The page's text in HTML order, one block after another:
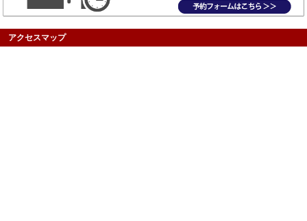
アクセスマップ